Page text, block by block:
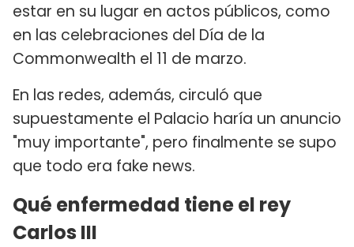
estar en su lugar en actos públicos, como
en las celebraciones del Día de la
Commonwealth el 11 de marzo.
En las redes, además, circuló que
supuestamente el Palacio haría un anuncio
"muy importante", pero finalmente se supo
que todo era fake news.
Qué enfermedad tiene el rey
Carlos III